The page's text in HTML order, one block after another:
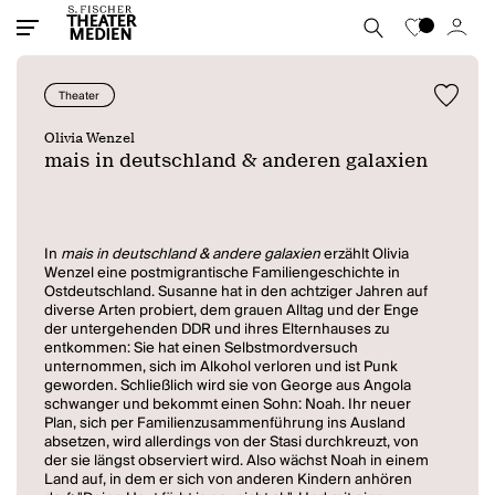
Theater
Olivia Wenzel
mais in deutschland & anderen galaxien
In mais in deutschland & andere galaxienerzählt Olivia
Wenzel eine postmigrantische Familiengeschichte in
Ostdeutschland. Susanne hat in den achtziger Jahren auf
diverse Arten probiert, dem grauen Alltag und der Enge
der untergehenden DDR und ihres Elternhauses zu
entkommen: Sie hat einen Selbstmordversuch
unternommen, sich im Alkohol verloren und ist Punk
geworden. Schließlich wird sie von George aus Angola
schwanger und bekommt einen Sohn: Noah. Ihr neuer
Plan, sich per Familienzusammenführung ins Ausland
absetzen, wird allerdings von der Stasi durchkreuzt, von
der sie längst observiert wird. Also wächst Noah in einem
Land auf, in dem er sich von anderen Kindern anhören